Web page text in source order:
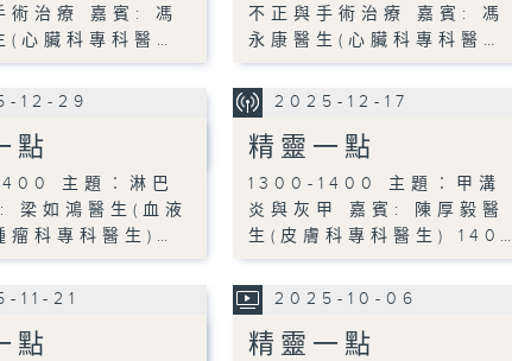
術治療 嘉賓: 馮
(心臟科專科醫…
不正與手術治療 嘉賓: 馮
永康醫生(心臟科專科醫…
12-29
點
主題︰淋巴
梁如鴻醫生(血液
瘤科專科醫生)…
2025-12-17
精靈一點
1300-1400 主題︰甲溝
炎與灰甲 嘉賓: 陳厚毅醫
生(皮膚科專科醫生) 140…
11-21
點
2025-10-06
精靈一點